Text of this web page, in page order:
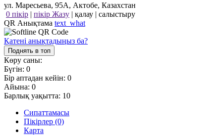
ул. Маресьева, 95А, Актобе, Казахстан
0 пікір | пікір Жазу | қалау | салыстыру
QR Анықтама text_what
Қатені анықтадыңыз ба?
Поднять в топ
Көру саны:
Бүгін: 0
Бір аптадан кейін: 0
Айына: 0
Барлық уақытта: 10
Сипаттамасы
Пікірлер (0)
Карта